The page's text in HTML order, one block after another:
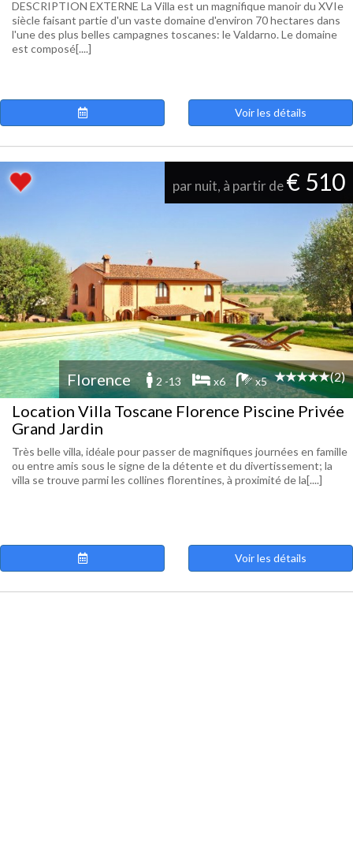
DESCRIPTION EXTERNE La Villa est un magnifique manoir du XVIe
siècle faisant partie d'un vaste domaine d'environ 70 hectares dans
l'une des plus belles campagnes toscanes: le Valdarno. Le domaine
est composé[....]
Voir les détails
par nuit, à partir de€ 510
Florence 2 -13 x6 x5 (2)
Location Villa Toscane Florence Piscine Privée
Grand Jardin
Très belle villa, idéale pour passer de magnifiques journées en famille
ou entre amis sous le signe de la détente et du divertissement; la
villa se trouve parmi les collines florentines, à proximité de la[....]
Voir les détails